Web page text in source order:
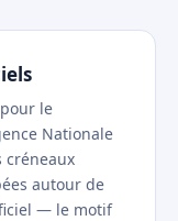
le
Nationale
créneaux
autour de
— le motif